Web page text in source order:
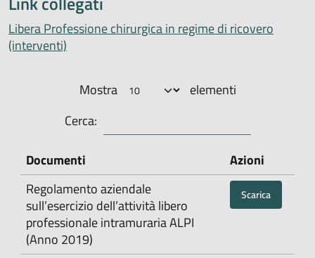
Libera Professione chirurgica in regime di ricovero
(interventi)
Mostra
elementi
Cerca:
Documenti
Azioni
Regolamento aziendale
sull’esercizio dell’attività libero
professionale intramuraria ALPI
(Anno 2019)
Scarica